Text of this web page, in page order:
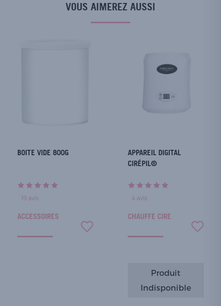
VOUS AIMEREZ AUSSI
BOITE VIDE 800G
19 avis
ACCESSOIRES
APPAREIL DIGITAL
CIRÉPIL®
4 avis
CHAUFFE CIRE
Produit
Indisponible